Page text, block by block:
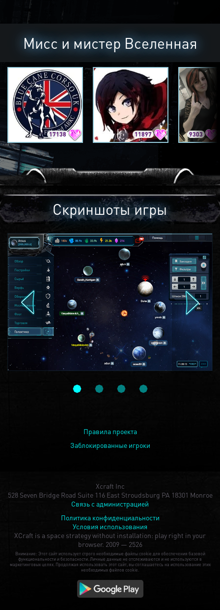
Мисс и мистер Вселенная
17138 11897 9303
Скриншоты игры
Правила проекта
Заблокированные игроки
Xcraft Inc
528 Seven Bridge Road Suite 116 East Stroudsburg PA 18301 Monroe
Связь с администрацией
Политика конфиденциальности
Условия использования
XCraft is a space strategy without installation: play right in your
browser. 2009 — 2526
Внимание: Этот сайт использует строго необходимые файлы cookie для обеспечения базовой
функциональности и безопасности. Личные данные не отслеживаются и не используются в
маркетинговых целях. Продолжая использовать этот сайт, вы соглашаетесь на использование этих
необходимых файлов cookie.